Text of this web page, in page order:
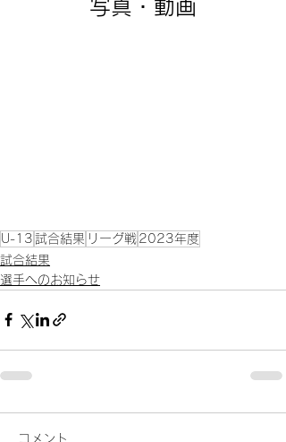
写真・動画
U-13 試合結果 リーグ戦 2023年度
試合結果
選手へのお知らせ
コメント